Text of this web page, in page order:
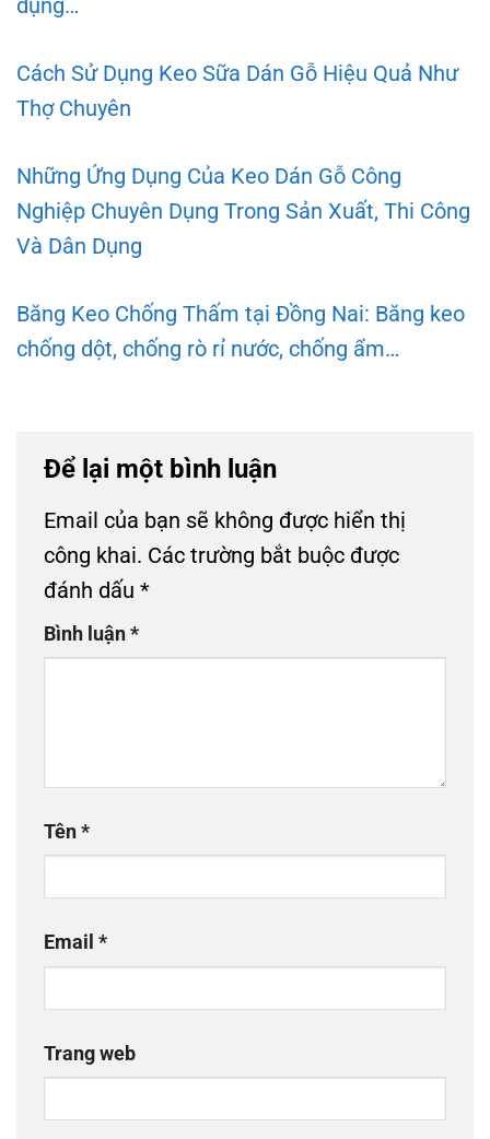
dụng…
Cách Sử Dụng Keo Sữa Dán Gỗ Hiệu Quả Như
Thợ Chuyên
Những Ứng Dụng Của Keo Dán Gỗ Công
Nghiệp Chuyên Dụng Trong Sản Xuất, Thi Công
Và Dân Dụng
Băng Keo Chống Thấm tại Đồng Nai: Băng keo
chống dột, chống rò rỉ nước, chống ẩm…
Để lại một bình luận
Email của bạn sẽ không được hiển thị
công khai. Các trường bắt buộc được
đánh dấu *
Bình luận*
Tên*
Email *
Trang web